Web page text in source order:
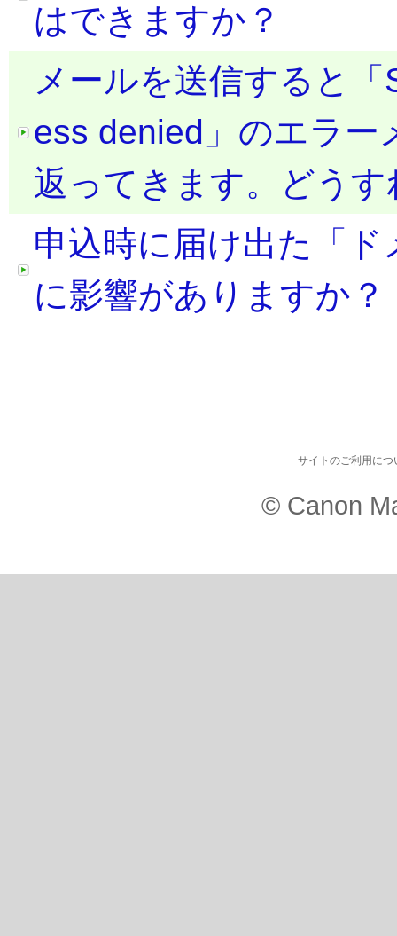
はできますか？
メールを送信すると
ess denied」のエラー
返ってきます。どう
申込時に届け出た「
に影響がありますか？
サイトのご利用につ
© Canon